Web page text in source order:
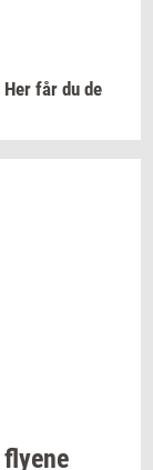
Her får du de
fly­e­ne